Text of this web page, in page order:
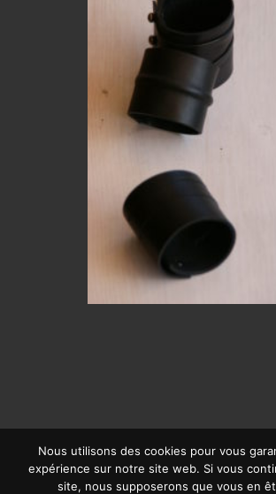
© CALYPSO 2019 | SITE RÉALISÉ PAR OFFPIX
Nous utilisons des cookies pour vous
expérience sur notre site web. Si vous
site, nous supposerons que vous en